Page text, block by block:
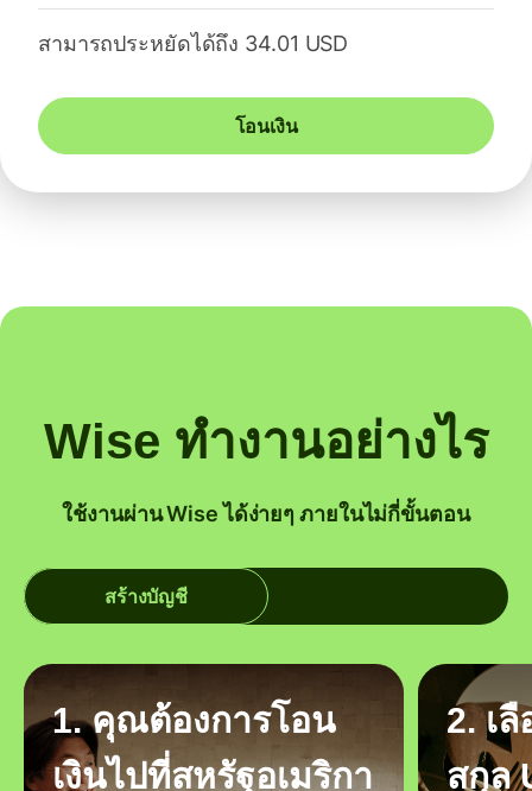
สามารถประหยัดได้ถึง 34.01 USD
โอนเงิน
Wise ทำงานอย่างไร
ใช้งานผ่าน Wise ได้ง่ายๆ ภายในไม่กี่ขั้นตอน
สร้างบัญชี
1. คุณต้องการโอน
เงินไปที่สหรัฐอเมริกา
2. เ
สกุล